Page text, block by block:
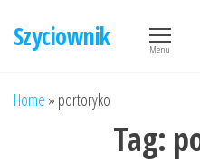
Szyciownik Menu
Home » portoryko
Tag: